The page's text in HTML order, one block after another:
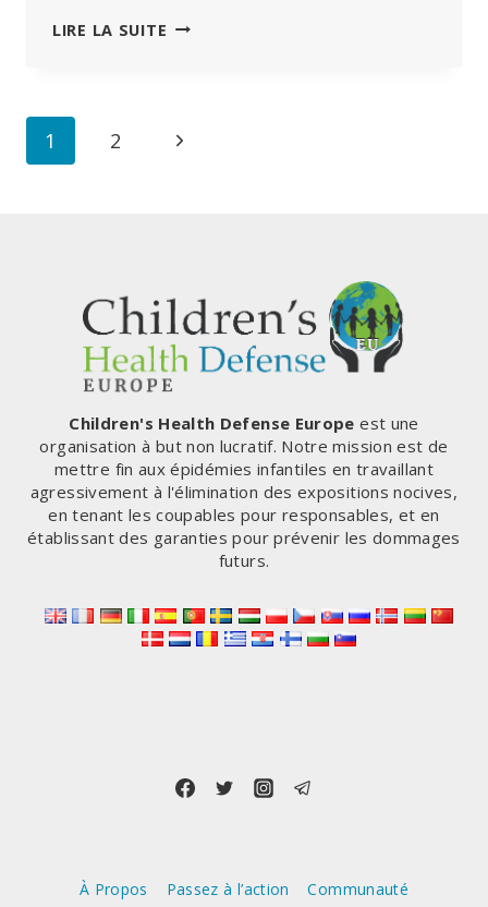
LIRE LA SUITE IMPERTURBABLE,
TESTERA
UNIQUE
Navigation
1 2
Page
Children's Health Defense Europe est une
organisation à but non lucratif. Notre mission est de
mettre fin aux épidémies infantiles en travaillant
agressivement à l'élimination des expositions nocives,
en tenant les coupables pour responsables, et en
établissant des garanties pour prévenir les dommages
futurs.
À Propos Passez à l’action Communauté